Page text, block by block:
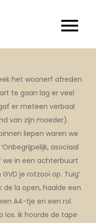
het woonerf afreden
te gaan lag er veel
er meteen verbaal
van zijn moeder).
liepen waren we
asociaal
we in een achterbuurt
je rotzooi op. Tuig’
de la open, haalde een
A4-tje en een rol
los. Ik hoorde de tape